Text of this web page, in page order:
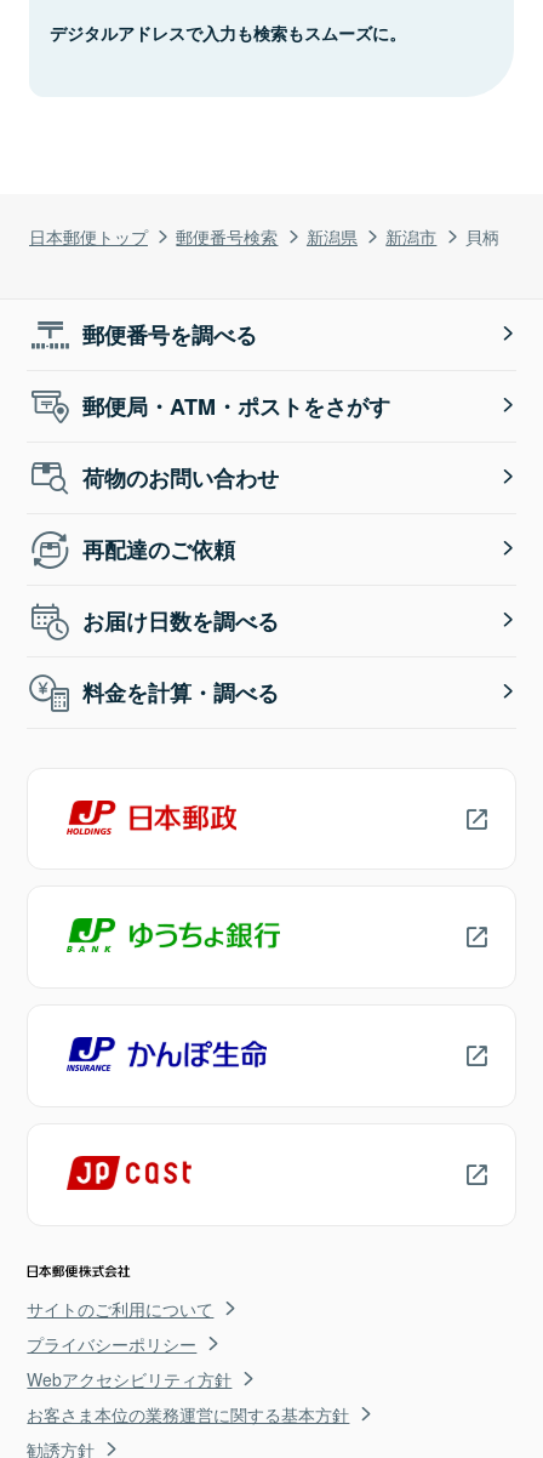
日本郵便トップ 郵便番号検索 新潟県 新潟市 貝柄
デジタルアドレスで入力も検索もスムーズに。
郵便番号を調べる
郵便局・ATM・ポストをさがす
荷物のお問い合わせ
再配達のご依頼
お届け日数を調べる
料金を計算・調べる
サイトのご利用について
プライバシーポリシー
Webアクセシビリティ方針
お客さま本位の業務運営に関する基本方針
勧誘方針